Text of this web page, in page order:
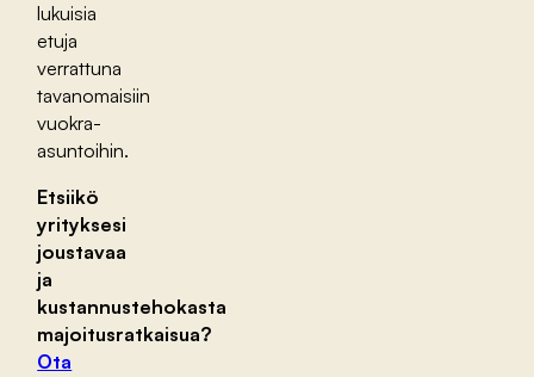
lukuisia
etuja
verrattuna
tavanomaisiin
vuokra-
asuntoihin.
Etsiikö
yrityksesi
joustavaa
ja
kustannustehokasta
majoitusratkaisua?
Ota